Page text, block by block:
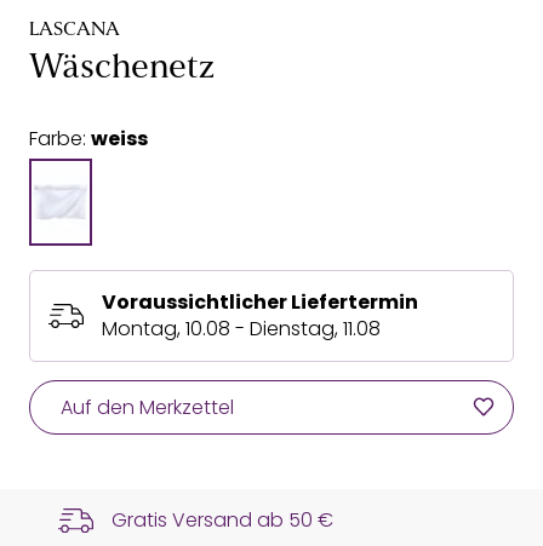
LASCANA
Wäschenetz
Farbe: weiss
Voraussichtlicher Liefertermin
Montag, 10.08 - Dienstag, 11.08
Auf den Merkzettel
Gratis Versand ab 50 €